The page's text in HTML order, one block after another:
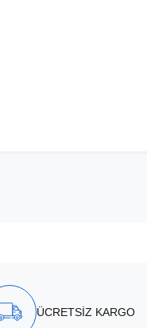
ÜCRETSİZ KARGO